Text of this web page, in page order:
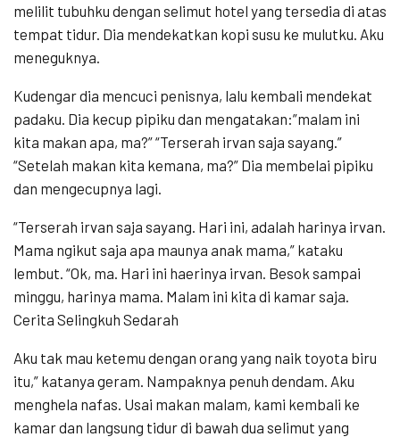
melilit tubuhku dengan selimut hotel yang tersedia di atas
tempat tidur. Dia mendekatkan kopi susu ke mulutku. Aku
meneguknya.
Kudengar dia mencuci penisnya, lalu kembali mendekat
padaku. Dia kecup pipiku dan mengatakan:”malam ini
kita makan apa, ma?” “Terserah irvan saja sayang.”
“Setelah makan kita kemana, ma?” Dia membelai pipiku
dan mengecupnya lagi.
“Terserah irvan saja sayang. Hari ini, adalah harinya irvan.
Mama ngikut saja apa maunya anak mama,” kataku
lembut. “Ok, ma. Hari ini haerinya irvan. Besok sampai
minggu, harinya mama. Malam ini kita di kamar saja.
Cerita Selingkuh Sedarah
Aku tak mau ketemu dengan orang yang naik toyota biru
itu,” katanya geram. Nampaknya penuh dendam. Aku
menghela nafas. Usai makan malam, kami kembali ke
kamar dan langsung tidur di bawah dua selimut yang